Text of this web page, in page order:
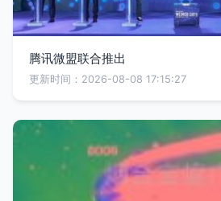
腾讯微盟联合推出
更新时间：2026-08-08 17:15:27